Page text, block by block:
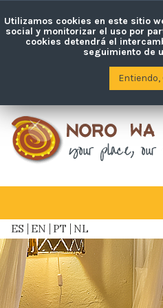
ES EN PT NL
Utilizamos cookies en este sitio
social y monitorizar el uso por
cookies detendrá el
seguimiento de
Entiendo,